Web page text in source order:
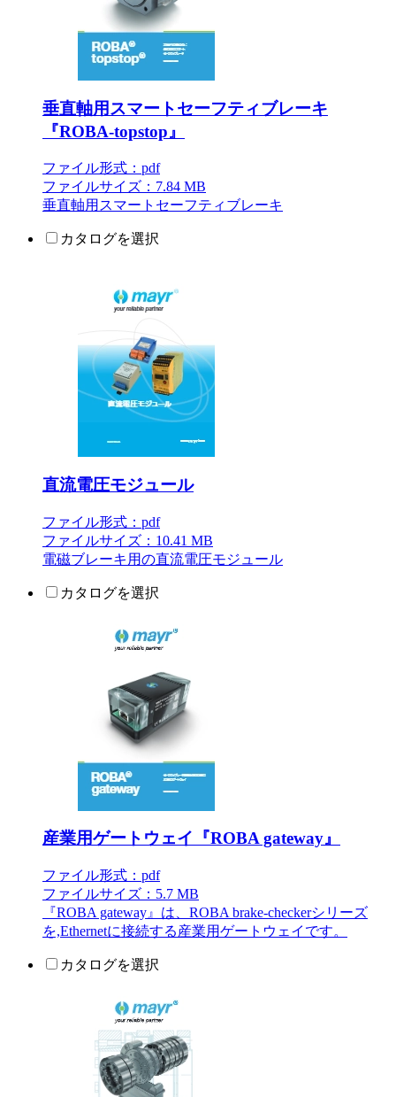
垂直軸用スマートセーフティブレーキ
『ROBA-topstop』
ファイル形式：pdf
ファイルサイズ：7.84 MB
垂直軸用スマートセーフティブレーキ
カタログを選択
直流電圧モジュール
ファイル形式：pdf
ファイルサイズ：10.41 MB
電磁ブレーキ用の直流電圧モジュール
カタログを選択
産業用ゲートウェイ『ROBA gateway』
ファイル形式：pdf
ファイルサイズ：5.7 MB
『ROBA gateway』は、ROBA brake-checkerシリーズ
を,Ethernetに接続する産業用ゲートウェイです。
カタログを選択